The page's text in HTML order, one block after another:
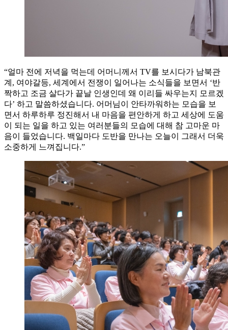
“얼마 전에 저녁을 먹는데 어머니께서 TV를 보시다가 남북관
계, 여야갈등, 세계에서 전쟁이 일어나는 소식들을 보면서 ‘반
짝하고 조금 살다가 끝날 인생인데 왜 이리들 싸우는지 모르겠
다’ 하고 말씀하셨습니다. 어머님이 안타까워하는 모습을 보
면서 하루하루 정진해서 내 마음을 편안하게 하고 세상에 도움
이 되는 일을 하고 있는 여러분들의 모습에 대해 참 고마운 마
음이 들었습니다. 백일마다 도반을 만나는 오늘이 그래서 더욱
소중하게 느껴집니다.”